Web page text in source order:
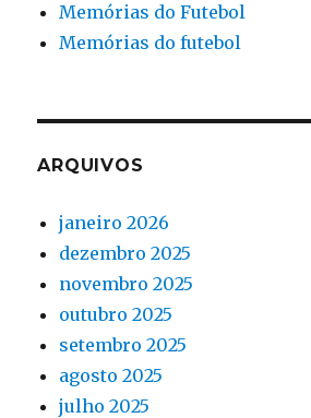
Memórias do Futebol
Memórias do futebol
ARQUIVOS
janeiro 2026
dezembro 2025
novembro 2025
outubro 2025
setembro 2025
agosto 2025
julho 2025